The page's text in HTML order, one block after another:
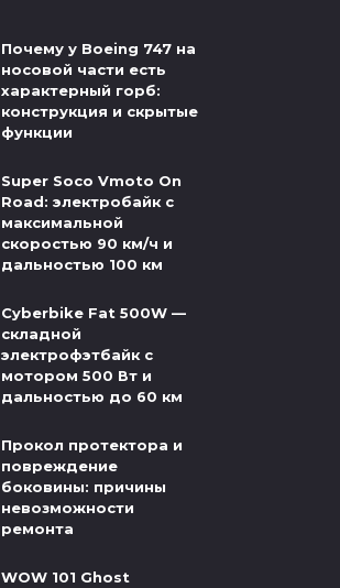
Почему у Boeing 747 на
носовой части есть
характерный горб:
конструкция и скрытые
функции
Super Soco Vmoto On
Road: электробайк с
максимальной
скоростью 90 км/ч и
дальностью 100 км
Cyberbike Fat 500W —
складной
электрофэтбайк с
мотором 500 Вт и
дальностью до 60 км
Прокол протектора и
повреждение
боковины: причины
невозможности
ремонта
WOW 101 Ghost